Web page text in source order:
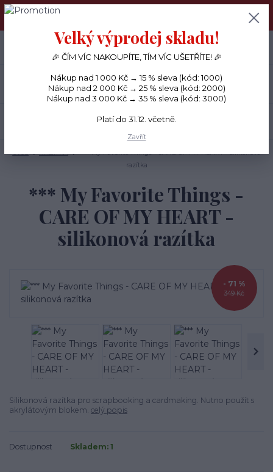
PŘÁNÍČKA a PAPÍROVÉ DÁRKY odesílám každý den, KREATIVNÍ
Menu
CZK
+420 734 380 930
(Po-Ne, 8-20 hod.)
razítka
*** My Favorite Things -
CARE OF MY HEART -
silikonová razítka
349 Kč
- 71 %
Silikonová razítka pro scrapbooking a cardmaking. Nutno použít s
akrylátovým blokem. celý popis
Dostupnost Skladem: 1
Velký výprodej skladu!
🎉 ČÍM VÍC NAKOUPÍTE, TÍM VÍC UŠETŘÍTE! 🎉
Nákup nad 1 000 Kč → 15 % sleva (kód: 1000)
Nákup nad 2 000 Kč → 25 % sleva (kód: 2000)
Nákup nad 3 000 Kč → 35 % sleva (kód: 3000)
Platí do 31.12. včetně.
Zavřít